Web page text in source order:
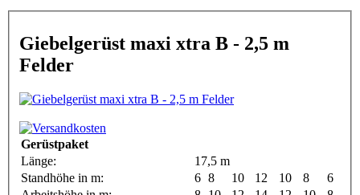
Giebelgerüst maxi xtra B - 2,5 m
Felder
Gerüstpaket
Länge:
17,5 m
Standhöhe in m:
6 8 10 12 10 8
6